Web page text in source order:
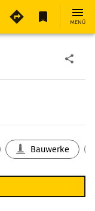
MENÜ
Bauwerke